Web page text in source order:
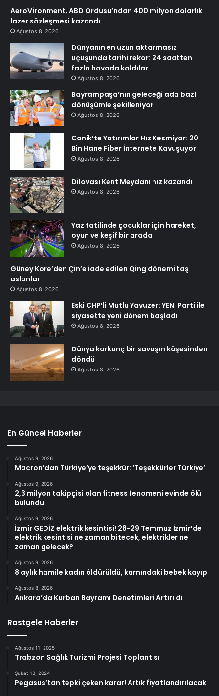
AeroVironment, ABD Ordusu’ndan 400 milyon dolarlık
lazer sözleşmesi kazandı
Ağustos 8, 2026
Dünyanın en uzun aktarmasız
uçuşunda tarihi rekor: 24 saatten
fazla havada kaldılar
Ağustos 8, 2026
Bayrampaşa’nın geleceği ada bazlı
dönüşümle şekilleniyor
Ağustos 8, 2026
Canik’te Yatırımlar Hız Kesmiyor: 20
Bin Hane Fiber İnternete Kavuşuyor
Ağustos 8, 2026
Dilovası Kent Meydanı hız kazandı
Ağustos 8, 2026
Yaz tatilinde çocuklar için hareket,
oyun ve keşif bir arada
Ağustos 8, 2026
Güney Kore’den Çin’e iade edilen Qing dönemi taş
aslanlar
Ağustos 8, 2026
Eski CHP’li Mutlu Yavuzer: YENİ Parti ile
siyasette yeni dönem başladı
Ağustos 8, 2026
Dünya korkunç bir savaşın köşesinden
döndü
Ağustos 8, 2026
En Güncel Haberler
Ağustos 9, 2026
Macron’dan Türkiye’ye teşekkür: ‘Teşekkürler Türkiye’
Ağustos 9, 2026
2,3 milyon takipçisi olan fitness fenomeni evinde ölü
bulundu
Ağustos 9, 2026
İzmir GEDİZ elektrik kesintisi! 28-29 Temmuz İzmir’de
elektrik kesintisi ne zaman bitecek, elektrikler ne
zaman gelecek?
Ağustos 9, 2026
8 aylık hamile kadın öldürüldü, karnındaki bebek kayıp
Ağustos 8, 2026
Ankara’da Kurban Bayramı Denetimleri Artırıldı
Rastgele Haberler
Ağustos 11, 2025
Trabzon Sağlık Turizmi Projesi Toplantısı
Şubat 13, 2024
Pegasus’tan tepki çeken karar! Artık fiyatlandırılacak